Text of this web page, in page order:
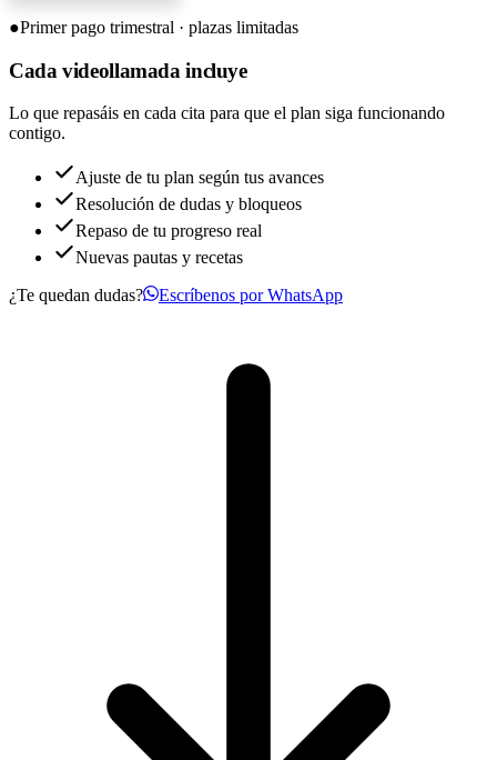
●Primer pago trimestral · plazas limitadas
Cadavideollamada incluye
Lo que repasáis en cada cita para que el plan siga funcionando
contigo.
Ajuste de tu plan según tus avances
Resolución de dudas y bloqueos
Repaso de tu progreso real
Nuevas pautas y recetas
¿Te quedan dudas?
Escríbenos por WhatsApp